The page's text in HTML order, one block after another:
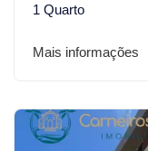
1 Quarto
Mais informações